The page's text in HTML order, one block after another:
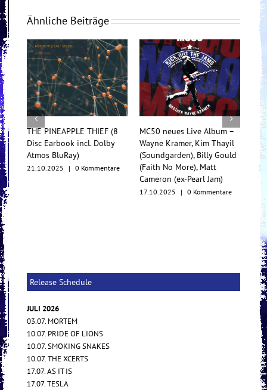
Ähnliche Beiträge
THIEF (8
incl. Dolby
0 Kommentare
MC50 neues Live Album –
Wayne Kramer, Kim Thayil
(Soundgarden), Billy Gould
(Faith No More), Matt
Cameron (ex-Pearl Jam)
0 Kommentare
TesseracT
Konzertfilm und
Multiformat-
17.10.2025 0
Release Schedule
JULI 2026
03.07. MORTEM
10.07. PRIDE OF LIONS
10.07. SMOKING SNAKES
10.07. THE XCERTS
17.07. AS IT IS
17.07. TESLA